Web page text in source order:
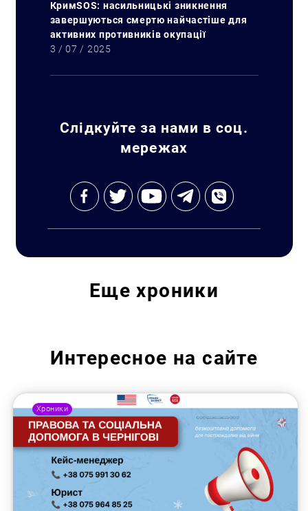
Искать:
КримSOS: насильницькі зникнення
завершуються смертю найчастіше для
активних противників окупації
3 / 07 / 2025
Слідкуйте за нами в соц.
мережах
Ещехроники
Интересное на сайте
Хроники